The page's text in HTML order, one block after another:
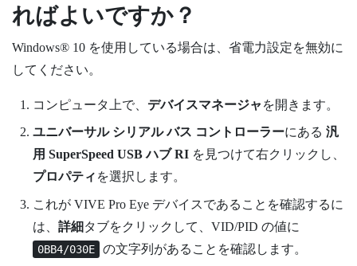
ればよいですか？
Windows® 10 を使用している場合は、省電力設定を無効に
してください。
コンピュータ上で、 デバイスマネージャ を開きます。
ユニバーサル シリアル バス コントローラーにある 汎
用 SuperSpeed USB ハブ RIを見つけて右クリックし、
プロパティ を選択します。
これが VIVE Pro Eyeデバイスであることを確認するに
は、 詳細 タブをクリックして、VID/PID の値に
0BB4/030E の文字列があることを確認します。